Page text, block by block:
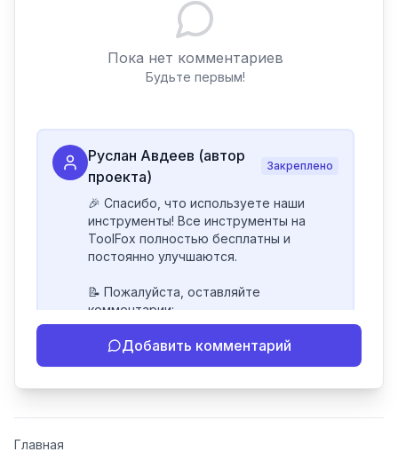
Пока нет комментариев
Будьте первым!
Руслан Авдеев (автор
проекта)
Закреплено
🎉 Спасибо, что используете наши
инструменты! Все инструменты на
ToolFox полностью бесплатны и
постоянно улучшаются.
📝 Пожалуйста, оставляйте
комментарии:
- Если инструмент работает
некорректно
Добавить комментарий
Главная